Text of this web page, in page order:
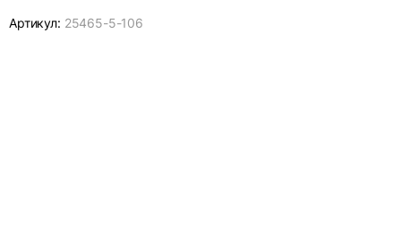
Артикул: 25465-5-106